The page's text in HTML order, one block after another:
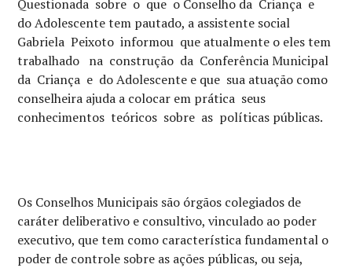
Questionada sobre o que o Conselho da Criança e
do Adolescente tem pautado, a assistente social
Gabriela Peixoto informou que atualmente o eles tem
trabalhado na construção da Conferência Municipal
da Criança e do Adolescente e que sua atuação como
conselheira ajuda a colocar em prática seus
conhecimentos teóricos sobre as políticas públicas.
Os Conselhos Municipais são órgãos colegiados de
caráter deliberativo e consultivo, vinculado ao poder
executivo, que tem como característica fundamental o
poder de controle sobre as ações públicas, ou seja,